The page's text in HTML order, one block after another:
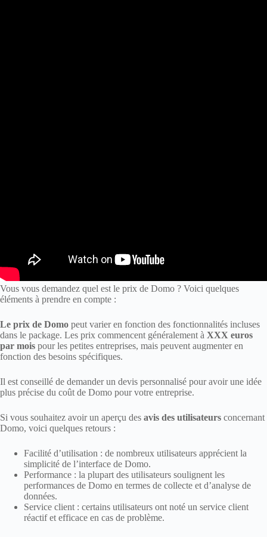
Vous vous demandez quel est le prix de Domo ? Voici quelques
éléments à prendre en compte :
Le prix de Domo peut varier en fonction des fonctionnalités incluses
dans le package. Les prix commencent généralement à XXX euros
par mois pour les petites entreprises, mais peuvent augmenter en
fonction des besoins spécifiques.
Il est conseillé de demander un devis personnalisé pour avoir une idée
plus précise du coût de Domo pour votre entreprise.
Si vous souhaitez avoir un aperçu des avis des utilisateurs concernant
Domo, voici quelques retours :
Facilité d’utilisation : de nombreux utilisateurs apprécient la
simplicité de l’interface de Domo.
Performance : la plupart des utilisateurs soulignent les
performances de Domo en termes de collecte et d’analyse de
données.
Service client : certains utilisateurs ont noté un service client
réactif et efficace en cas de problème.